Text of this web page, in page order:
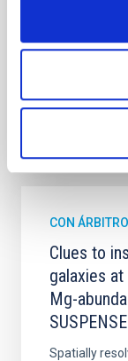
Fecha de
CON ÁRBITRO
Clues to
galaxies
Mg-
SUSPENSE
Spatially